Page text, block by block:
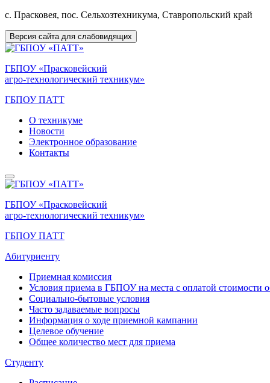
с. Прасковея, пос. Сельхозтехникума, Ставропольский край
Версия сайта для слабовидящих
ГБПОУ «Прасковейский
агро-технологический техникум»
ГБПОУ ПАТТ
О техникуме
Новости
Электронное образование
Контакты
ГБПОУ «Прасковейский
агро-технологический техникум»
ГБПОУ ПАТТ
Абитуриенту
Приемная комиссия
Условия приема в ГБПОУ на места с оплатой стоимости
Социально-бытовые условия
Часто задаваемые вопросы
Информация о ходе приемной кампании
Целевое обучение
Общее количество мест для приема
Студенту